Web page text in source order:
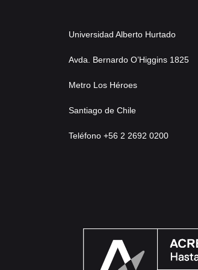
Universidad Alberto Hurtado
Avda. Bernardo O’Higgins 1825
Metro Los Héroes
Santiago de Chile
Teléfono +56 2 2692 0200